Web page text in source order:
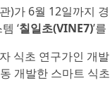
)가 6월 12일까지
‘칠일초(VINE7)’
식초 연구가인 개
개발한 스마트 식